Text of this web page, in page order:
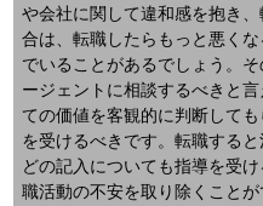
や会社に関して違和感を抱き
合は、転職したらもっと悪く
でいることがあるでしょう。
ージェントに相談するべきと
ての価値を客観的に判断して
を受けるべきです。転職する
どの記入についても指導を受
職活動の不安を取り除くことが